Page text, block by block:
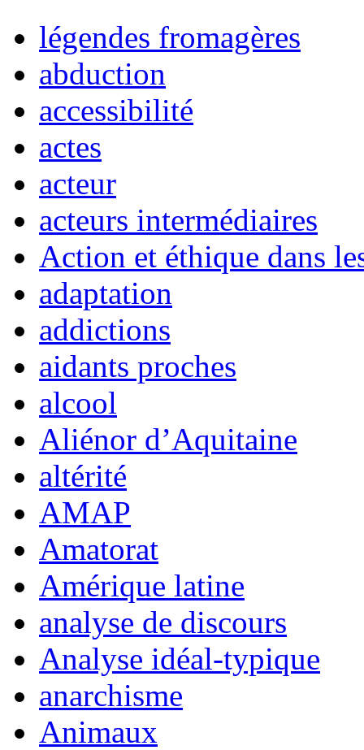
légendes fromagères
abduction
accessibilité
actes
acteur
acteurs intermédiaires
Action et éthique dans
adaptation
addictions
aidants proches
alcool
Aliénor d’Aquitaine
altérité
AMAP
Amatorat
Amérique latine
analyse de discours
Analyse idéal-typique
anarchisme
Animaux